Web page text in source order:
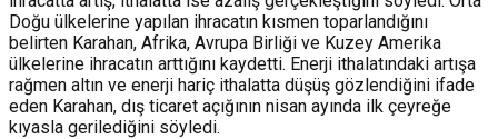
Doğu ülkelerine yapılan ihracatın kısmen toparlandığını
belirten Karahan, Afrika, Avrupa Birliği ve Kuzey Amerika
ülkelerine ihracatın arttığını kaydetti. Enerji ithalatındaki artışa
rağmen altın ve enerji hariç ithalatta düşüş gözlendiğini ifade
eden Karahan, dış ticaret açığının nisan ayında ilk çeyreğe
kıyasla gerilediğini söyledi.